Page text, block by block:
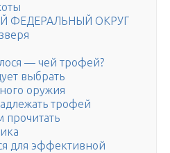
ФЕДЕРАЛЬНЫЙ ОКРУГ
— чей трофей?
выбрать
оружия
трофей
прочитать
для эффективной